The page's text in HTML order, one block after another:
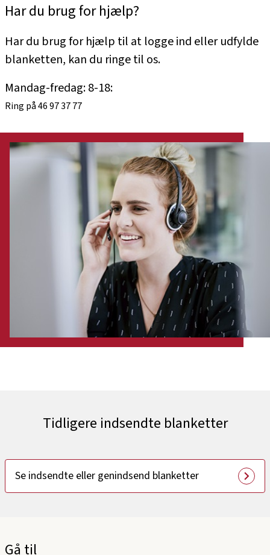
Har du brug for hjælp?
Har du brug for hjælp til at logge ind eller udfylde
blanketten, kan du ringe til os.
Mandag-fredag: 8-18:
Ring på 46 97 37 77
Tidligere indsendte blanketter
Se indsendte eller genindsend blanketter
Gå til